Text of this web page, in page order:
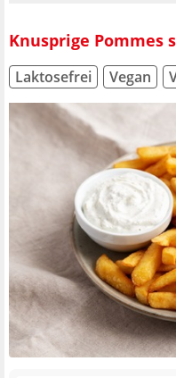
Knusprige Pommes
Laktosefrei Vegan